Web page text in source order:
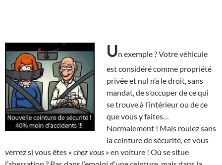
Un exemple ? Votre véhicule
est considéré comme propriété
privée et nul n’a le droit, sans
mandat, de s’occuper de ce qui
se trouve à l’intérieur ou de ce
que vous y faites…
Normalement ! Mais roulez sans
la ceinture de sécurité, et vous
verrez si vous êtes « chez vous » en voiture ! Où se situe